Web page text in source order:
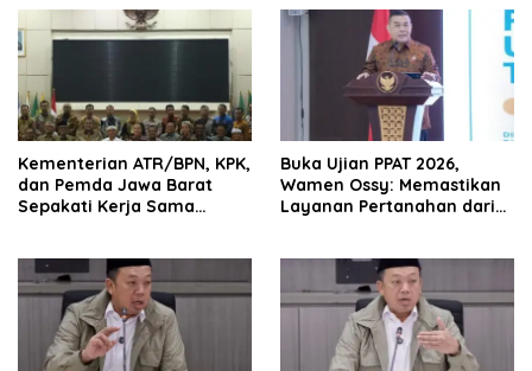
Kementerian ATR/BPN, KPK,
dan Pemda Jawa Barat
Sepakati Kerja Sama
Ekonomi Daerah
Buka Ujian PPAT 2026,
Wamen Ossy: Memastikan
Layanan Pertanahan dari
Berintegritas